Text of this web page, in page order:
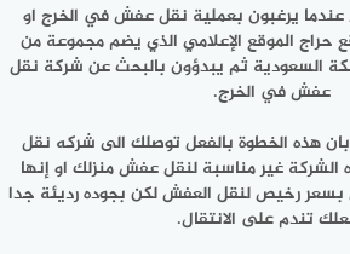
عندما يرغبون بعملية نقل عفش في الخرج او
حراج الموقع الإعلامي الذي يضم مجموعة من
السعودية ثم يبدؤون بالبحث عن شركة نقل
عفش في الخرج.
هذه الخطوة بالفعل توصلك الى شركه نقل
غير مناسبة لنقل عفش منزلك او إنها
رخيص لنقل العفش لكن بجوده رديئة جدا
تندم على الانتقال.